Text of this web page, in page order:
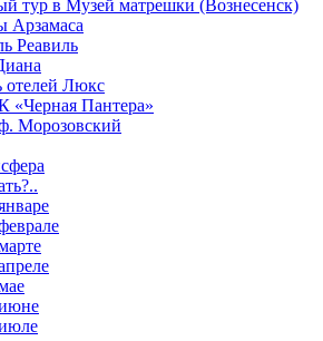
тур в Музей матрешки (Вознесенск)
Арзамаса
Реавиль
отелей Люкс
«Черная Пантера»
Морозовский